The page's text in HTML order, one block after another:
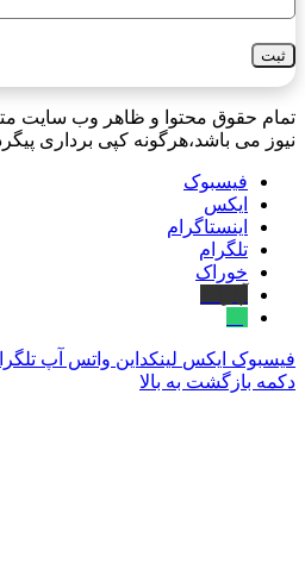
تمام حقوق محتوا و ظاهر وب سایت
نیوز می باشد،هرگونه کپی برداری
فیسبوک
ایکس
اینستاگرام
تلگرام
خوراک
فیسبوک ایکس لینکداین واتس آپ
دکمه بازگشت به بالا